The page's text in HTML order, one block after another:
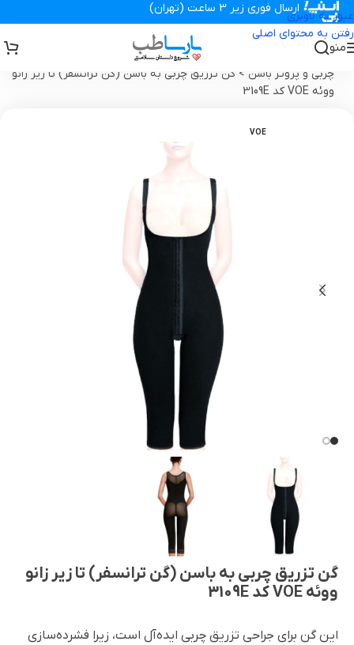
عبور به ناوبری
رفتن به محتوای اصلی
ارسال فوری زیر 3 ساعت (تهران)
منو
تجهیزات پزشکی پارساطب گن بعد از جراحی ، سوتین ، پروتز
گن تزریق
چربی و پروتز باسن > گن تزریق چربی به باسن (گن ترانسفر) تا زیر زانو
ووئه VOE کد 3109E
VOE
گن تزریق چربی به باسن (گن ترانسفر) تا زیر زانو
ووئه VOE کد 3109E
این گن برای جراحی تزریق چربی ایده‌آل است، زیرا فشرده‌سازی